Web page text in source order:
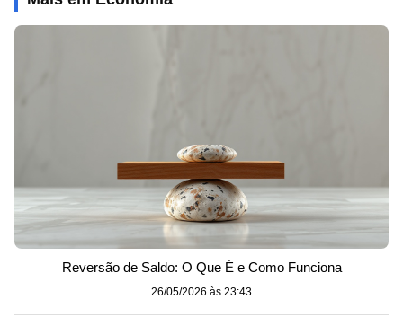
Reversão de Saldo: O Que É e Como Funciona
26/05/2026 às 23:43